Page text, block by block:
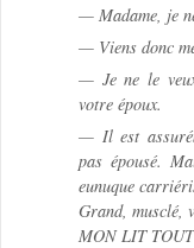
— Madame, je
— Viens donc
— Je ne le
votre époux.
— Il est
pas épousé.
eunuque
Grand, musclé,
MON LIT